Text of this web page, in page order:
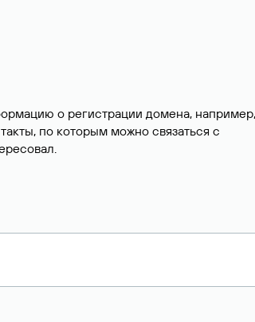
о регистрации домена, например,
по которым можно связаться с